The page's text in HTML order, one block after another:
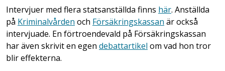
Intervjuer med flera statsanställda finns här. Anställda
på Kriminalvården och Försäkringskassan är också
intervjuade. En förtroendevald på Försäkringskassan
har även skrivit en egen debattartikel om vad hon tror
blir effekterna.